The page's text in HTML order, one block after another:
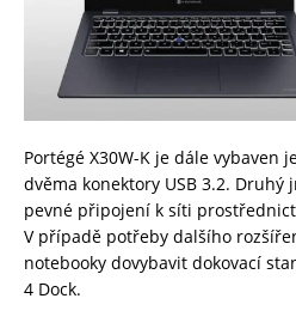
Portégé X30W-K je dále vybaven
dvěma konektory USB 3.2. Druhý
pevné připojení k síti
V případě potřeby dalšího
notebooky dovybavit dokovací
4 Dock.